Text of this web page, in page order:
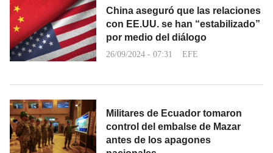
China aseguró que las relaciones
con EE.UU. se han “estabilizado”
por medio del diálogo
26/09/2024 - 07:31 EFE
Militares de Ecuador tomaron
control del embalse de Mazar
antes de los apagones